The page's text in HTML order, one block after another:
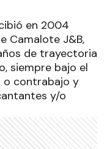
en 2004
Camalote J&B,
de trayectoria
siempre bajo el
o contrabajo y
y/o